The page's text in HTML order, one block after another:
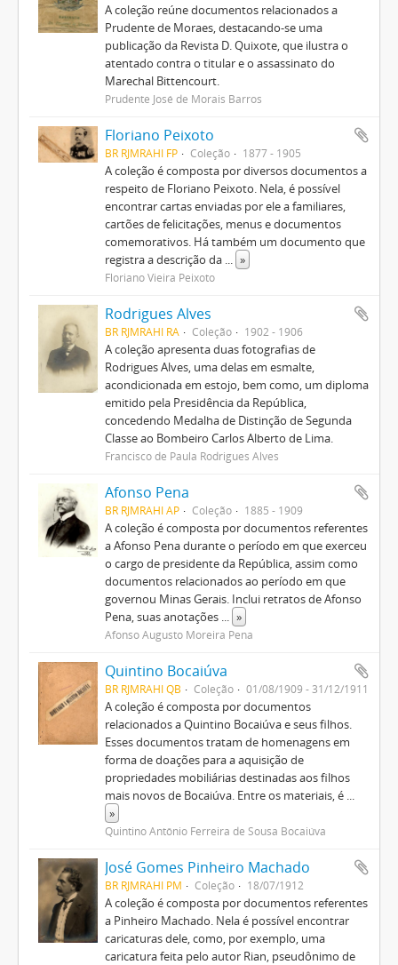
A coleção reúne documentos relacionados a
Prudente de Moraes, destacando-se uma
publicação da Revista D. Quixote, que ilustra o
atentado contra o titular e o assassinato do
Marechal Bittencourt.
Prudente José de Morais Barros
Floriano Peixoto
BR RJMRAHI FP Coleção 1877 - 1905
A coleção é composta por diversos documentos a
respeito de Floriano Peixoto. Nela, é possível
encontrar cartas enviadas por ele a familiares,
cartões de felicitações, menus e documentos
comemorativos. Há também um documento que
registra a descrição da ... »
Floriano Vieira Peixoto
Rodrigues Alves
BR RJMRAHI RA Coleção 1902 - 1906
A coleção apresenta duas fotografias de
Rodrigues Alves, uma delas em esmalte,
acondicionada em estojo, bem como, um diploma
emitido pela Presidência da República,
concedendo Medalha de Distinção de Segunda
Classe ao Bombeiro Carlos Alberto de Lima.
Francisco de Paula Rodrigues Alves
Afonso Pena
BR RJMRAHI AP Coleção 1885 - 1909
A coleção é composta por documentos referentes
a Afonso Pena durante o período em que exerceu
o cargo de presidente da República, assim como
documentos relacionados ao período em que
governou Minas Gerais. Inclui retratos de Afonso
Pena, suas anotações ... »
Afonso Augusto Moreira Pena
Quintino Bocaiúva
BR RJMRAHI QB Coleção 01/08/1909 - 31/12/1911
A coleção é composta por documentos
relacionados a Quintino Bocaiúva e seus filhos.
Esses documentos tratam de homenagens em
forma de doações para a aquisição de
propriedades mobiliárias destinadas aos filhos
mais novos de Bocaiúva. Entre os materiais, é ...
»
Quintino Antônio Ferreira de Sousa Bocaiúva
José Gomes Pinheiro Machado
BR RJMRAHI PM Coleção 18/07/1912
A coleção é composta por documentos referentes
a Pinheiro Machado. Nela é possível encontrar
caricaturas dele, como, por exemplo, uma
caricatura feita pelo autor Rian, pseudônimo de